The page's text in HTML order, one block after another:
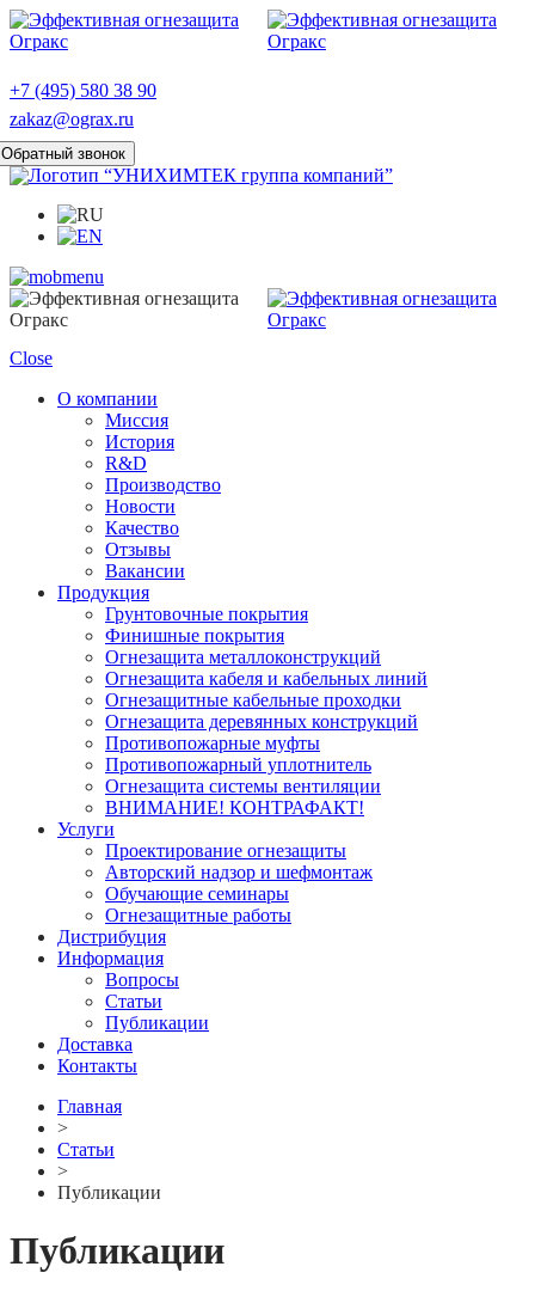
+7 (495) 580 38 90
zakaz@ograx.ru
Обратный звонок
Close
О компании
Миссия
История
R&D
Производство
Новости
Качество
Отзывы
Вакансии
Продукция
Грунтовочные покрытия
Финишные покрытия
Огнезащита металлоконструкций
Огнезащита кабеля и кабельных линий
Огнезащитные кабельные проходки
Огнезащита деревянных конструкций
Противопожарные муфты
Противопожарный уплотнитель
Огнезащита системы вентиляции
ВНИМАНИЕ! КОНТРАФАКТ!
Услуги
Проектирование огнезащиты
Авторский надзор и шефмонтаж
Обучающие семинары
Огнезащитные работы
Дистрибуция
Информация
Вопросы
Статьи
Публикации
Доставка
Контакты
Главная
>
Статьи
>
Публикации
Публикации